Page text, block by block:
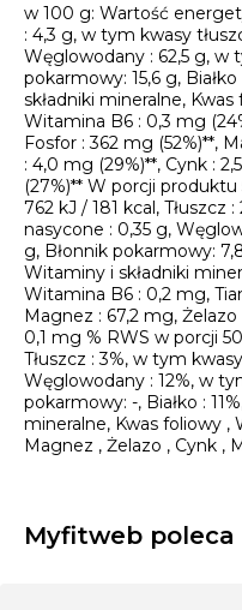
w 100 g: Wartość
: 4,3 g, w tym kwasy
Węglowodany : 62,5 g, w
pokarmowy: 15,6 g,
składniki mineralne,
Witamina B6 : 0,3 mg
Fosfor : 362 mg (52%)**,
: 4,0 mg (29%)**, Cynk :
(27%)** W porcji
762 kJ / 181 kcal,
nasycone : 0,35 g,
g, Błonnik pokarmowy:
Witaminy i składniki
Witamina B6 : 0,2 mg,
Magnez : 67,2 mg,
0,1 mg % RWS w porcji
Tłuszcz : 3%, w tym
Węglowodany : 12%, w
pokarmowy: -, Białko :
mineralne, Kwas foliowy ,
Magnez , Żelazo , Cynk ,
Myfitweb poleca